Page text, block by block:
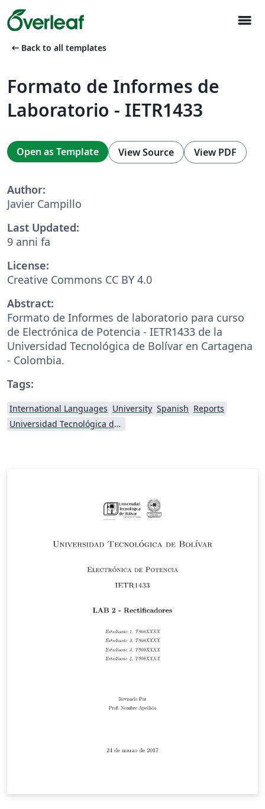
menu
arrow_left_alt Back to all templates
Formato de Informes de
Laboratorio - IETR1433
Open as Template View Source View PDF
Author:
Javier Campillo
Last Updated:
9 anni fa
License:
Creative Commons CC BY 4.0
Abstract:
Formato de Informes de laboratorio para curso
de Electrónica de Potencia - IETR1433 de la
Universidad Tecnológica de Bolívar en Cartagena
- Colombia.
Tags:
International Languages University Spanish Reports
Universidad Tecnológica de Bolívar